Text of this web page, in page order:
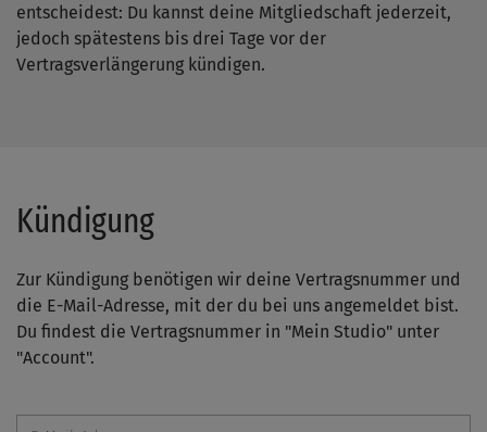
entscheidest: Du kannst deine Mitgliedschaft jederzeit,
jedoch spätestens bis drei Tage vor der
Vertragsverlängerung kündigen.
Kündigung
Zur Kündigung benötigen wir deine Vertragsnummer und
die E-Mail-Adresse, mit der du bei uns angemeldet bist.
Du findest die Vertragsnummer in "Mein Studio" unter
"Account".